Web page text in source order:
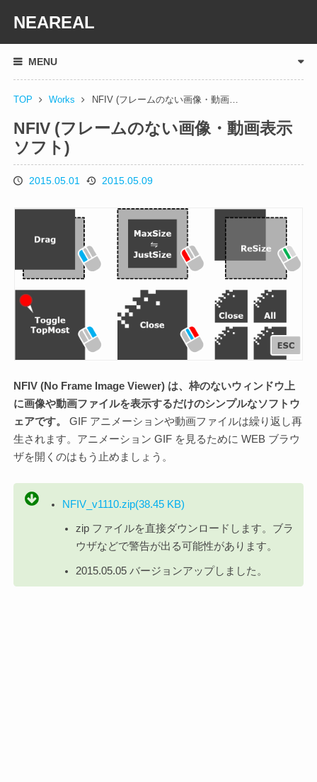
NEAREAL
MENU
TOP Works NFIV (フレームのない画像・動画…
NFIV (フレームのない画像・動画表示
ソフト)
投2015.05.01
更2015.05.09
NFIV (No Frame Image Viewer) は、枠のないウィンドウ上
に画像や動画ファイルを表示するだけのシンプルなソフトウ
ェアです。
GIF アニメーションや動画ファイルは繰り返し再
生されます。アニメーション GIF を見るために WEB ブラウ
ザを開くのはもう止めましょう。
NFIV_v1110.zip(38.45 KB)
zip ファイルを直接ダウンロードします。ブラ
ウザなどで警告が出る可能性があります。
2015.05.05 バージョンアップしました。